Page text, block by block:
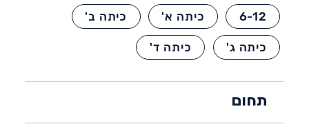
6-12 כיתה א' כיתה ב'
כיתה ג' כיתה ד'
תחום